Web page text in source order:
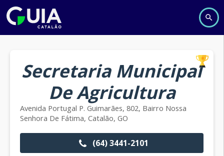
Secretaria Municipal
De Agricultura
Avenida Portugal P. Guimarães, 802, Bairro Nossa
Senhora De Fátima, Catalão, GO
(64) 3441-2101